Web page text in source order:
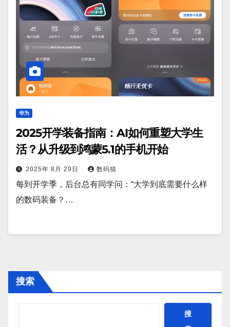
华为
2025开学装备指南：AI如何重塑大学生
活？从升级到鸿蒙5.1的手机开始
2025年 8月 29日 数码猫
每到开学季，后台总有同学问：“大学到底需要什么样
的数码装备？…
搜索
搜